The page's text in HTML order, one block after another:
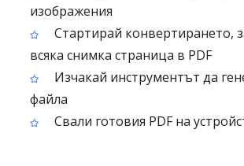
изображения
Стартирай конвертирането,
всяка снимка страница в PDF
Изчакай инструментът да
файла
Свали готовия PDF на